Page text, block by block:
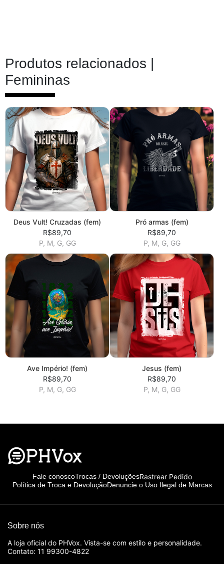
Produtos relacionados |
Femininas
Deus Vult! Cruzadas (fem)
R$89,70
P, M, G, GG
Pró armas (fem)
R$89,70
P, M, G, GG
Ave Império! (fem)
R$89,70
P, M, G, GG
Jesus (fem)
R$89,70
P, M, G, GG
Fale conoscoTrocas / DevoluçõesRastrear Pedido
Política de Troca e DevoluçãoDenuncie o Uso Ilegal de Marcas
Sobre nós
A loja oficial do PHVox. Vista-se com estilo e personalidade.
Contato: 11 99300-4822